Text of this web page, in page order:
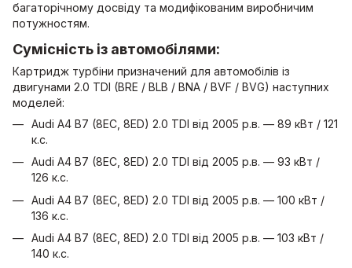
багаторічному досвіду та модифікованим виробничим
потужностям.
Сумісність із автомобілями:
Картридж турбіни призначений для автомобілів із
двигунами 2.0 TDI (BRE / BLB / BNA / BVF / BVG) наступних
моделей:
Audi A4 B7 (8EC, 8ED) 2.0 TDI від 2005 р.в. — 89 кВт / 121
к.с.
Audi A4 B7 (8EC, 8ED) 2.0 TDI від 2005 р.в. — 93 кВт /
126 к.с.
Audi A4 B7 (8EC, 8ED) 2.0 TDI від 2005 р.в. — 100 кВт /
136 к.с.
Audi A4 B7 (8EC, 8ED) 2.0 TDI від 2005 р.в. — 103 кВт /
140 к.с.